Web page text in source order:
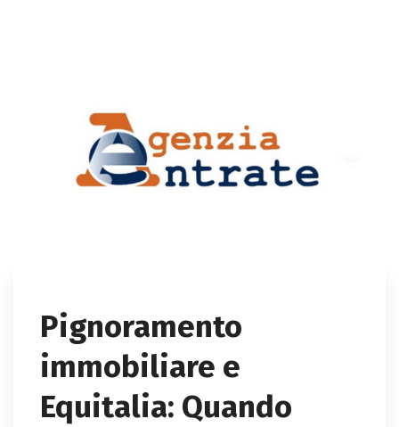
Pignoramento
immobiliare e
Equitalia: Quando